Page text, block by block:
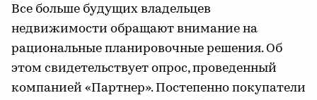
Все больше будущих владельцев
недвижимости обращают внимание на
рациональные планировочные решения. Об
этом свидетельствует опрос, проведенный
компанией «Партнер». Постепенно покупатели